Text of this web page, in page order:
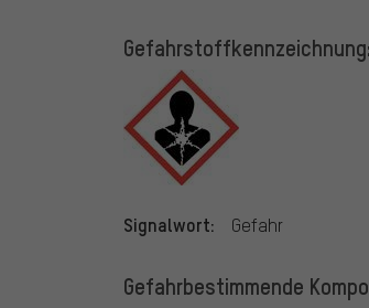
Signalwort: Gefahr
Gefahrbestimmende